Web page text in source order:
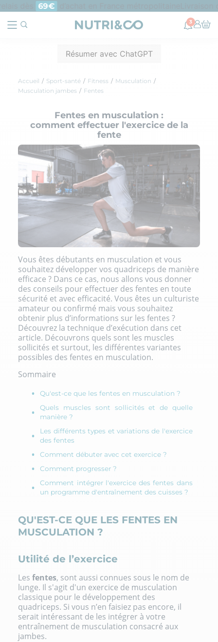
69€ d’achat en France métropolitaine
3
Résumer avec ChatGPT
Accueil Sport-santé Fitness
Musculation
Musculation jambes
Fentes
Fentes en musculation :
comment effectuer l'exercice de la
fente
Vous êtes débutants en musculation et vous
souhaitez développer vos quadriceps de manière
efficace ? Dans ce cas, nous allons vous donner
des conseils pour effectuer des fentes en toute
sécurité et avec efficacité. Vous êtes un culturiste
amateur ou confirmé mais vous souhaitez
obtenir plus d’informations sur les fentes ?
Découvrez la technique d’exécution dans cet
article. Découvrons quels sont les muscles
sollicités et surtout, les différentes variantes
possibles des fentes en musculation.
Sommaire
Qu'est-ce que les fentes en musculation ?
Quels muscles sont sollicités et de quelle
manière ?
Les différents types et variations de l'exercice
des fentes
Comment débuter avec cet exercice ?
Comment progresser ?
Comment intégrer l'exercice des fentes dans
un programme d'entraînement des cuisses ?
QU'EST-CE QUE LES FENTES EN
MUSCULATION ?
Utilité de l’exercice
Lesfentes, sont aussi connues sous le nom de
lunge. Il s'agit d'un exercice de musculation
classique pour le développement des
quadriceps. Si vous n’en faisiez pas encore, il
serait intéressant de les intégrer à votre
entraînement de musculation consacré aux
jambes.